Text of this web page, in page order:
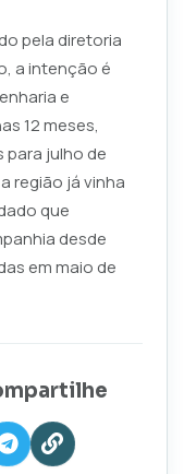
pela diretoria
a intenção é
e
12 meses,
para julho de
região já vinha
que
desde
em maio de